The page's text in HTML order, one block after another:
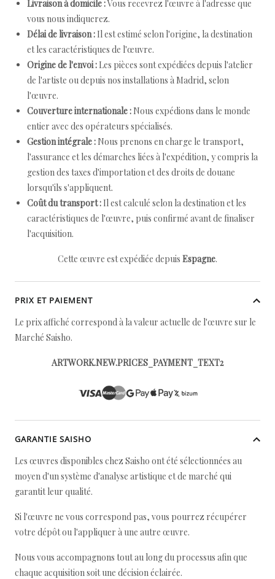
Livraison à domicile :Vous recevrez l'œuvre à l'adresse que
vous nous indiquerez.
Délai de livraison : Il est estimé selon l'origine, la destination
et les caractéristiques de l'œuvre.
Origine de l'envoi : Les pièces sont expédiées depuis l'atelier
de l'artiste ou depuis nos installations à Madrid, selon
l'œuvre.
Couverture internationale : Nous expédions dans le monde
entier avec des opérateurs spécialisés.
Gestion intégrale : Nous prenons en charge le transport,
l'assurance et les démarches liées à l'expédition, y compris la
gestion des taxes d'importation et des droits de douane
lorsqu'ils s'appliquent.
Coût du transport : Il est calculé selon la destination et les
caractéristiques de l'œuvre, puis confirmé avant de finaliser
l'acquisition.
Cette œuvre est expédiée depuis Espagne.
PRIX ET PAIEMENT
Le prix affiché correspond à la valeur actuelle de l'œuvre sur le
Marché Saisho.
ARTWORK.NEW.PRICES_PAYMENT_TEXT2
GARANTIE SAISHO
Les œuvres disponibles chez Saisho ont été sélectionnées au
moyen d'un système d'analyse artistique et de marché qui
garantit leur qualité.
Si l'œuvre ne vous correspond pas, vous pourrez récupérer
votre dépôt ou l'appliquer à une autre œuvre.
Nous vous accompagnons tout au long du processus afin que
chaque acquisition soit une décision éclairée.